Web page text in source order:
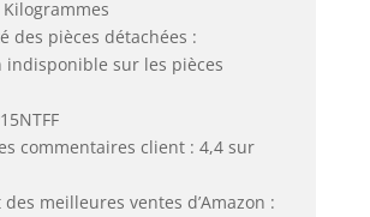
Kilogrammes
des pièces détachées :
indisponible sur les pièces
commentaires client : 4,4 sur
des meilleures ventes d’Amazon :